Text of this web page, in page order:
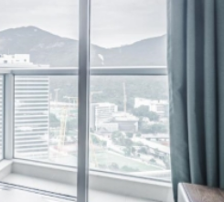
額近936億
傳承新篇章
國家有權自主選擇合作夥伴